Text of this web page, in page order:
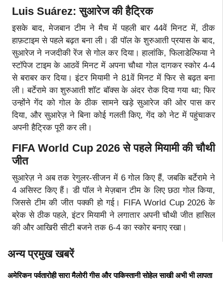
Luis Suárez: सुआरेज की हैट्रिक
इसके बाद, मेजबान टीम ने मैच में पहली बार 44वें मिनट में, ठीक
हाफ़टाइम से पहले बढ़त बना ली। डी पॉल के शुरुआती प्रयास के बाद,
सुआरेज ने नजदीकी रेंज से गोल कर दिया। हालांकि, फिलाडेल्फिया ने
स्टॉपेज टाइम के आठवें मिनट में अपना चौथा गोल दागकर स्कोर 4-4
से बराबर कर दिया। इंटर मियामी ने 81वें मिनट में फिर से बढ़त बना
ली। बर्टेरामे का शुरुआती शॉट बॉक्स के अंदर रोक दिया गया था; फिर
उन्होंने गेंद को गोल के ठीक सामने खड़े सुआरेज की ओर पास कर
दिया, और सुआरेज़ ने बिना कोई गलती किए, गेंद को नेट में पहुंचाकर
अपनी हैट्रिक पूरी कर ली।
FIFA World Cup 2026 से पहले मियामी की चौथी
जीत
सुआरेज़ ने अब तक रेगुलर-सीजन में 6 गोल किए हैं, जबकि बर्टेरामे ने
4 असिस्ट किए हैं। डी पॉल ने मेज़बान टीम के लिए छठा गोल किया,
जिससे टीम की जीत पक्की हो गई। FIFA World Cup 2026 के
ब्रेक से ठीक पहले, इंटर मियामी ने लगातार अपनी चौथी जीत हासिल
की और आखिरी सीटी बजने तक 6-4 का स्कोर बनाए रखा।
अन्य प्रमुख खबरें
अमेरिकन पर्वतारोही सारा मैलोरी गीस और पाकिस्तानी सोहेल साखी अभी भी लापता